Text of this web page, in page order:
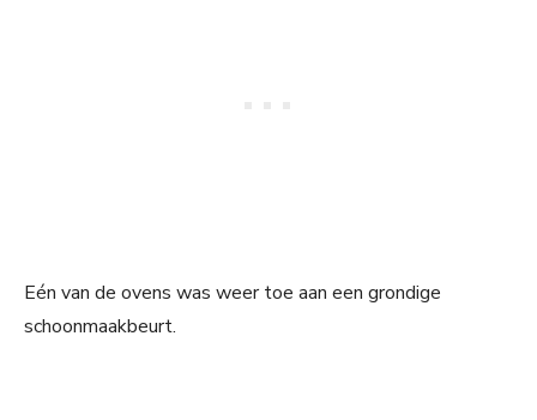
Eén van de ovens was weer toe aan een grondige
schoonmaakbeurt.